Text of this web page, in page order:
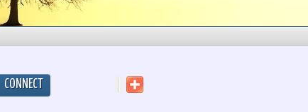
CONNECT